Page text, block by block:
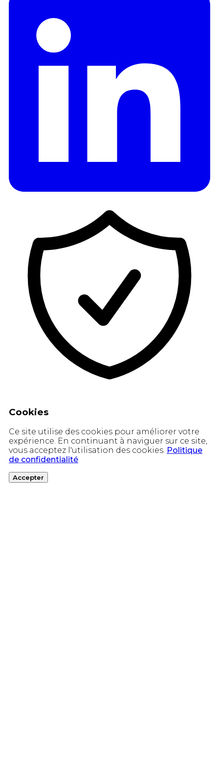
Cookies
Ce site utilise des cookies pour améliorer votre
expérience. En continuant à naviguer sur ce site,
vous acceptez l'utilisation des cookies. Politique
de confidentialité
Accepter